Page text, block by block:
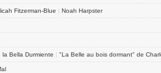
Fitzerman-Blue | Noah Harpster
Bella Durmiente | "La Belle au bois dormant" de